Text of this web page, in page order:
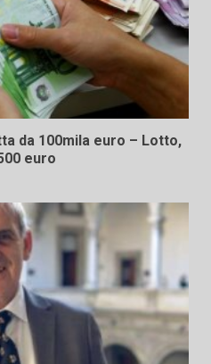
da 100mila euro – Lotto,
euro